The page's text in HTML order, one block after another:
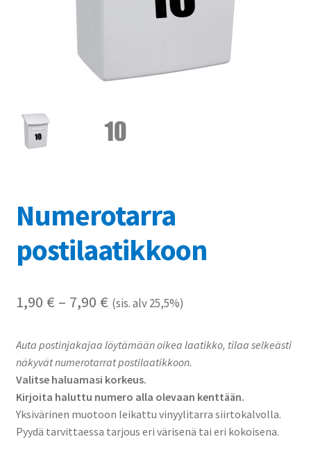
Silityskuvioiden kiinnitysohjeet
Teollisuus & Kiinteistö
Numerotarra
postilaatikkoon
1,90 € – 7,90 €Hintaluokka:
-
7,90 €
(sis. alv 25,5%)
Auta postinjakajaa löytämään oikea laatikko, tilaa selkeästi
näkyvät numerotarrat postilaatikkoon.
Valitse haluamasi korkeus.
Kirjoita haluttu numero alla olevaan kenttään.
Yksivärinen muotoon leikattu vinyylitarra siirtokalvolla.
Pyydä tarvittaessa tarjous eri värisenä tai eri kokoisena.